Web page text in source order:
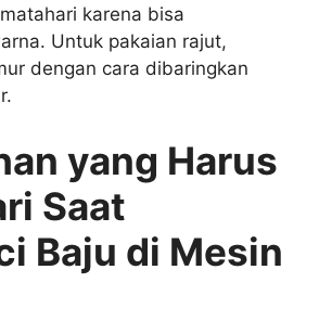
karena bisa
Untuk pakaian rajut,
dengan cara dibaringkan
yang Harus
Saat
Baju di Mesin